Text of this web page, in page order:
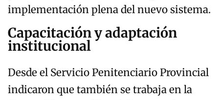
implementación plena del nuevo sistema.
Capacitación y adaptación
institucional
Desde el Servicio Penitenciario Provincial
indicaron que también se trabaja en la